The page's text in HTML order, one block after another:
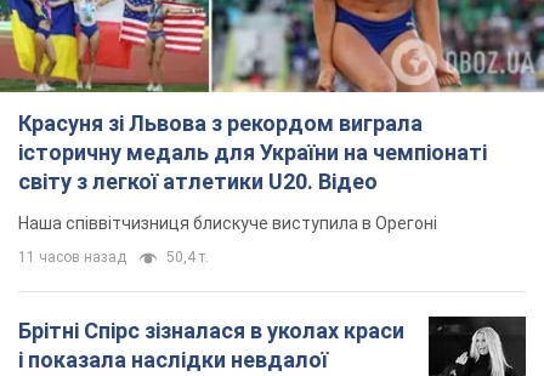
Брітні Спірс зізналася в уколах краси
і показала наслідки невдалої
косметології: ходила так майже
Помітний наслідок процедури зберігався
близько чотирьох тижнів
7 часов назад 2,0 т.
У 16–17 років могла цілий день не
їсти: українська модель Христина
Пономар розповіла про страшний бік
модельної кар’єри
Модель зізналася, які гонорари отримують її
колеги